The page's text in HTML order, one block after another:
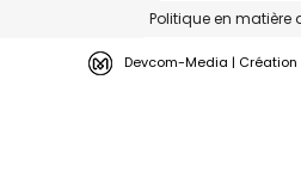
Devcom-Media |
Politique en matière